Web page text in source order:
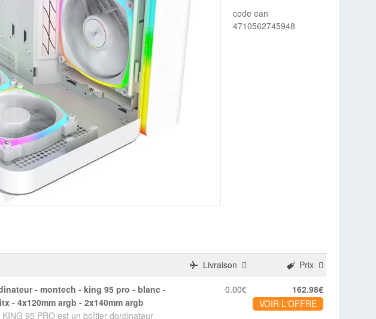
code ean
4710562745948
Livraison Prix
- 4x120mm argb - 2x140mm argb
95 PRO est un boîtier dordinateur
0.00€
162.98€
VOIR L'OFFRE